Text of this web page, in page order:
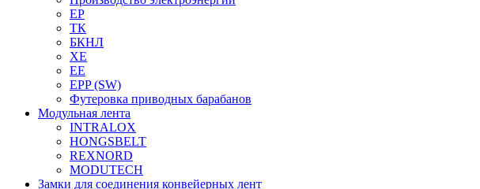
EP
ТК
БКНЛ
XE
EE
EPP (SW)
Футеровка приводных барабанов
Модульная лента
INTRALOX
HONGSBELT
REXNORD
MODUTECH
Замки для соединения конвейерных лент